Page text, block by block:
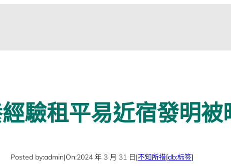
驗租平易近宿發明被
Posted by:admin|On:2024 年 3 月 31 日|不知所措[db:标签]